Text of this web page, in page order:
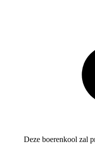
Deze boerenkool zal